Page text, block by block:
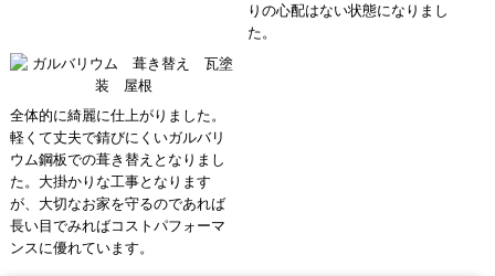
りの心配はない状態になりまし
た。
全体的に綺麗に仕上がりました。
軽くて丈夫で錆びにくいガルバリ
ウム鋼板での葺き替えとなりまし
た。大掛かりな工事となります
が、大切なお家を守るのであれば
長い目でみればコストパフォーマ
ンスに優れています。